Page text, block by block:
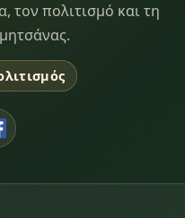
τον πολιτισμό και τη